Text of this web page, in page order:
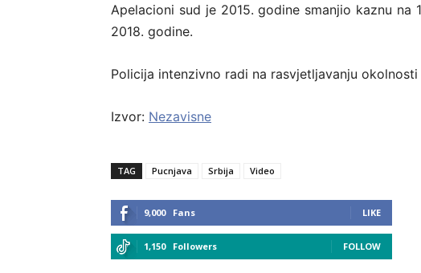
Apelacioni sud je 2015. godine smanjio kaznu
2018. godine.
Policija intenzivno radi na rasvjetljavanju okolnosti
Izvor: Nezavisne
TAG Pucnjava Srbija Video
9,000 Fans LIKE
1,150 Followers FOLLOW